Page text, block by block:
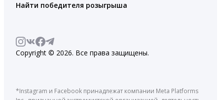
Найти победителя розыгрыша
Copyright © 2026. Все права защищены.
*Instagram и Facebook принадлежат компании Meta Platforms